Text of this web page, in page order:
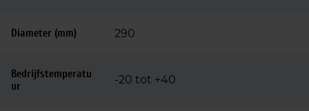
Diameter (mm) 290
Bedrijfstemperatu
ur
-20 tot +40